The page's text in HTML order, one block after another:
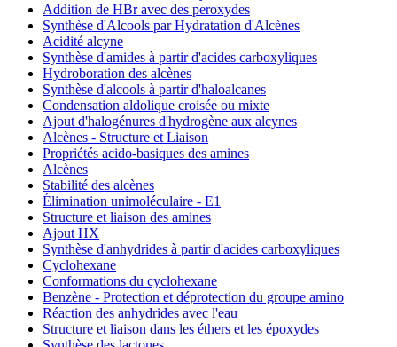
Addition de HBr avec des peroxydes
Synthèse d'Alcools par Hydratation d'Alcènes
Acidité alcyne
Synthèse d'amides à partir d'acides carboxyliques
Hydroboration des alcènes
Synthèse d'alcools à partir d'haloalcanes
Condensation aldolique croisée ou mixte
Ajout d'halogénures d'hydrogène aux alcynes
Alcènes - Structure et Liaison
Propriétés acido-basiques des amines
Alcènes
Stabilité des alcènes
Élimination unimoléculaire - E1
Structure et liaison des amines
Ajout HX
Synthèse d'anhydrides à partir d'acides carboxyliques
Cyclohexane
Conformations du cyclohexane
Benzène - Protection et déprotection du groupe amino
Réaction des anhydrides avec l'eau
Structure et liaison dans les éthers et les époxydes